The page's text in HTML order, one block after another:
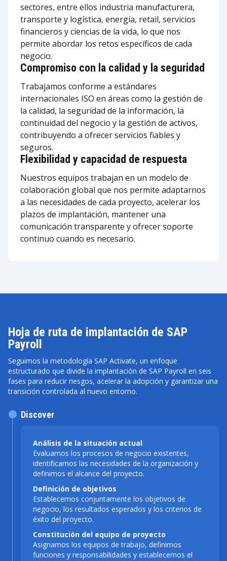
sectores, entre ellos industria manufacturera,
transporte y logística, energía, retail, servicios
financieros y ciencias de la vida, lo que nos
permite abordar los retos específicos de cada
negocio.
Compromiso con la calidad y la seguridad
Trabajamos conforme a estándares
internacionales ISO en áreas como la gestión de
la calidad, la seguridad de la información, la
continuidad del negocio y la gestión de activos,
contribuyendo a ofrecer servicios fiables y
seguros.
Flexibilidad y capacidad de respuesta
Nuestros equipos trabajan en un modelo de
colaboración global que nos permite adaptarnos
a las necesidades de cada proyecto, acelerar los
plazos de implantación, mantener una
comunicación transparente y ofrecer soporte
continuo cuando es necesario.
Hoja de ruta de implantación de SAP
Payroll
Seguimos la metodología SAP Activate, un enfoque
estructurado que divide la implantación de SAP Payroll en seis
fases para reducir riesgos, acelerar la adopción y garantizar una
transición controlada al nuevo entorno.
Análisis de la situación actual
Evaluamos los procesos de negocio existentes,
identificamos las necesidades de la organización y
definimos el alcance del proyecto.
Definición de objetivos
Establecemos conjuntamente los objetivos de
negocio, los resultados esperados y los criterios de
éxito del proyecto.
Constitución del equipo de proyecto
Asignamos los equipos de trabajo, definimos
funciones y responsabilidades y establecemos el
Discover